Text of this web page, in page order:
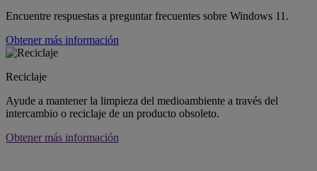
Encuentre respuestas a preguntar frecuentes sobre Windows 11.
Obtener más información
Reciclaje
Ayude a mantener la limpieza del medioambiente a través del
intercambio o reciclaje de un producto obsoleto.
Obtener más información